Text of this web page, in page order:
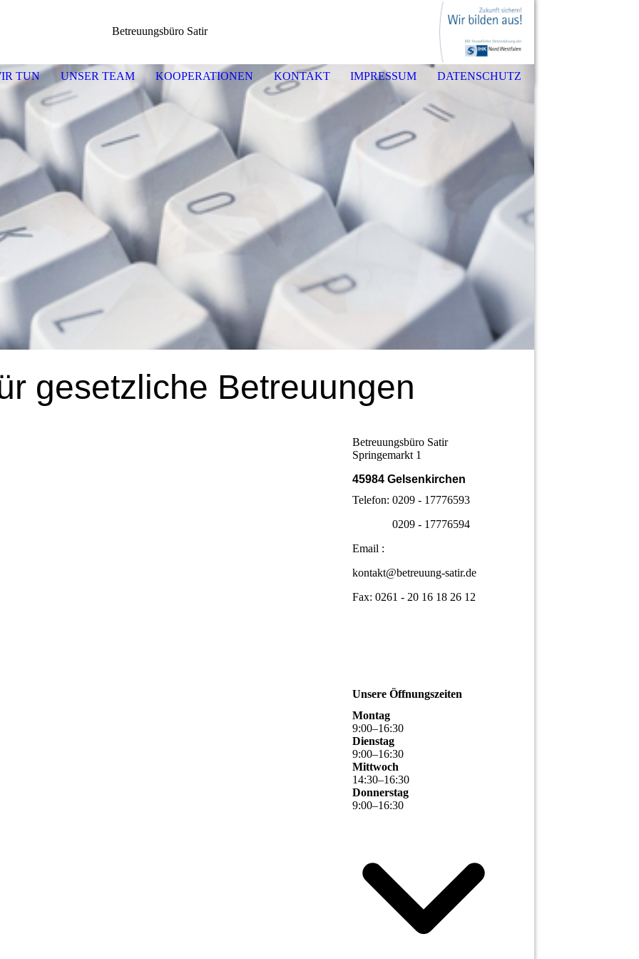
Betreuungsbüro Satir
TUN UNSER TEAM KOOPERATIONEN KONTAKT IMPRESSUM DATENSCHUTZ
gesetzliche Betreuungen
Betreuungsbüro Satir
Springemarkt 1
45984 Gelsenkirchen
Telefon: 0209 - 17776593
0209 - 17776594
Email :
kontakt@betreuung-satir.de
Fax: 0261 - 20 16 18 26 12
Unsere Öffnungszeiten
Montag
9:00–16:30
Dienstag
9:00–16:30
Mittwoch
14:30–16:30
Donnerstag
9:00–16:30